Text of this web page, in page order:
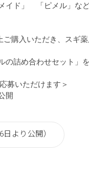
イド」 「ピメル」な
購入いただき、スギ
詰め合わせセット」
募いただけます＞
開
より公開）